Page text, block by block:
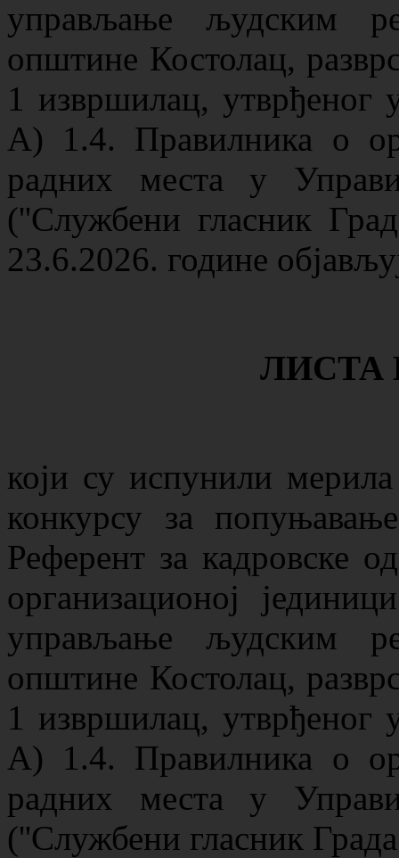
управљање људским
општине Костолац,
1 извршилац,
А) 1.4. Правилника о
радних места у
(''Службени гласник
23.6.2026. године
ЛИСТА
који су испунили
конкурсу за
Референт за кадровске
организационој
управљање људским
општине Костолац,
1 извршилац,
А) 1.4. Правилника о
радних места у
(''Службени гласник